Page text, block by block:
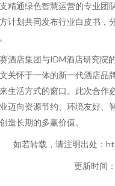
精通绿色智慧运营的专业团
计划共同发布行业白皮书，
酒店集团与IDM酒店研究院
关怀于一体的新一代酒店品
生活方式的窗口。此次合作
迈向资源节约、环境友好、
造长期的多赢价值。
如若转载，请注明出处：
更新时间